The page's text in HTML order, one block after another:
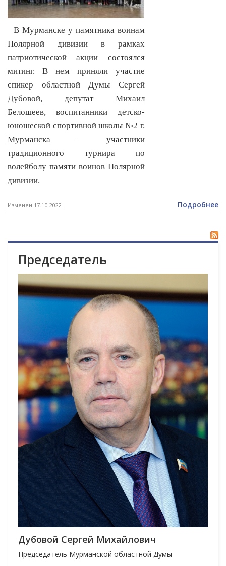
В Мурманске у памятника воинам
Полярной дивизии в рамках
патриотической акции состоялся
митинг. В нем приняли участие
спикер областной Думы Сергей
Дубовой, депутат Михаил
Белошеев, воспитанники детско-
юношеской спортивной школы №2 г.
Мурманска – участники
традиционного турнира по
волейболу памяти воинов Полярной
дивизии.
Изменен 17.10.2022 Подробнее
Председатель
Дубовой Сергей Михайлович
Председатель Мурманской областной Думы